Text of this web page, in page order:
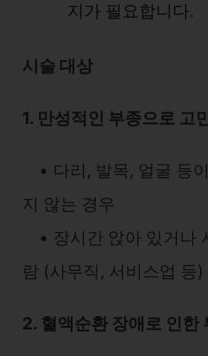
지가 필요합니다.
시술 대상
1. 만성적인 부종으로 고
• 다리, 발목, 얼굴 등
지 않는 경우
• 장시간 앉아 있거나
람 (사무직, 서비스업 등)
2. 혈액순환 장애로 인한